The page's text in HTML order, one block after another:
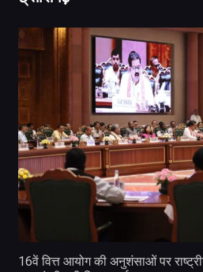
16वें वित्त आयोग की अनुशंसाओं पर